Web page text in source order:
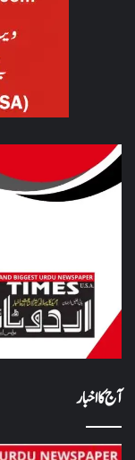
آج کا اخبار